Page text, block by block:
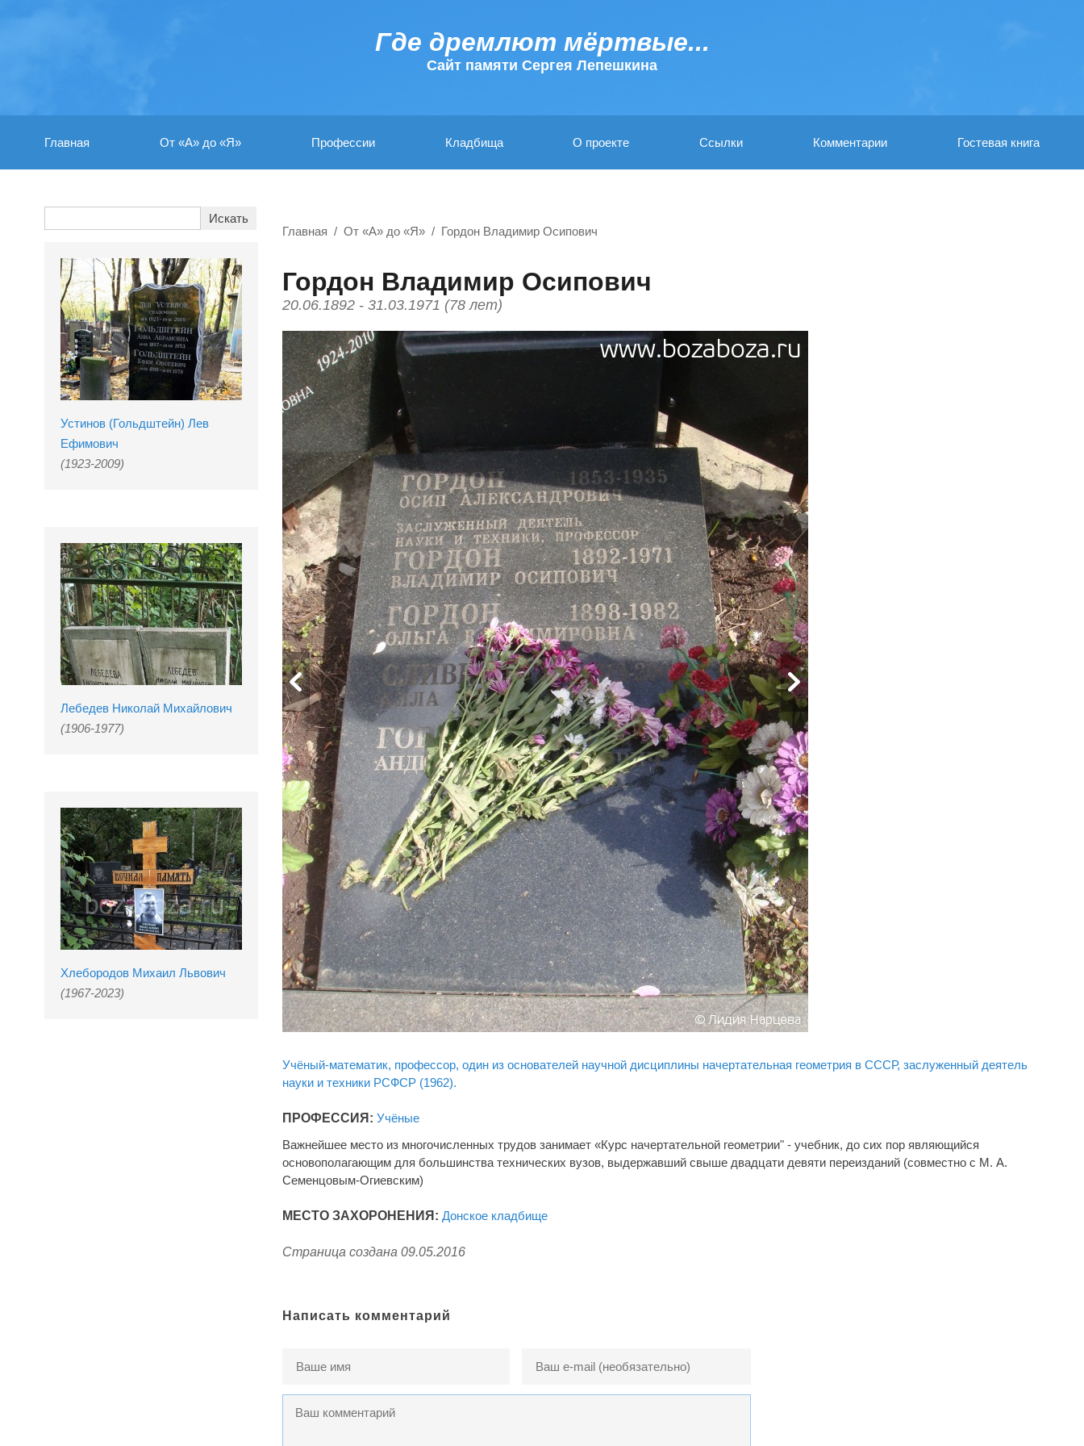
Где дремлют мёртвые...
Cайт памяти Сергея Лепешкина
Главная От «А» до «Я» Профессии Кладбища О проекте Ссылки Комментарии Гостевая книга
Устинов (Гольдштейн) Лев
Ефимович
(1923-2009)
Лебедев Николай Михайлович
(1906-1977)
Хлебородов Михаил Львович
(1967-2023)
Главная От «А» до «Я» Гордон Владимир Осипович
Гордон Владимир Осипович
20.06.1892 - 31.03.1971 (78 лет)
Учёный-математик, профессор, один из основателей научной дисциплины начертательная геометрия в СССР, заслуженный деятель
науки и техники РСФСР (1962).
ПРОФЕССИЯ: Учёные
Важнейшее место из многочисленных трудов занимает «Курс начертательной геометрии" - учебник, до сих пор являющийся
основополагающим для большинства технических вузов, выдержавший свыше двадцати девяти переизданий (совместно с М. А.
Семенцовым-Огиевским)
МЕСТО ЗАХОРОНЕНИЯ: Донское кладбище
Страница создана 09.05.2016
Написать комментарий